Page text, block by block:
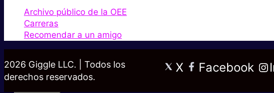
Archivo público de la OEE
Carreras
Recomendar a un amigo
2026 Giggle LLC. | Todos los
derechos reservados.
X Facebook